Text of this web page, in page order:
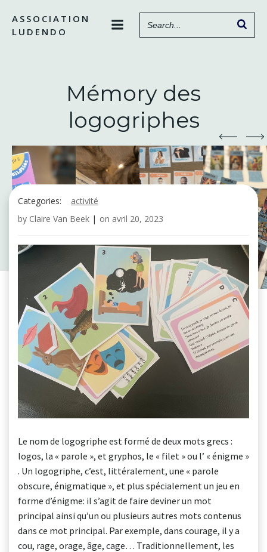
contenu
ASSOCIATION
LUDENDO
Mémory des
logogriphes
Categories:
activité
by Claire Van Beek | on avril 20, 2023
Le nom de logogriphe est formé de deux mots grecs :
logos, la « parole », et gryphos, le « filet » ou l’ « énigme »
. Un logogriphe, c’est, littéralement, une « parole
obscure, énigmatique », et plus spécialement un jeu en
forme d’énigme: il s’agit de faire deviner un mot
principal ainsi qu’un ou plusieurs autres mots contenus
dans ce mot principal. Par exemple, dans courage, il y a
cou, rage, orage, âge, cage… Traditionnellement, les